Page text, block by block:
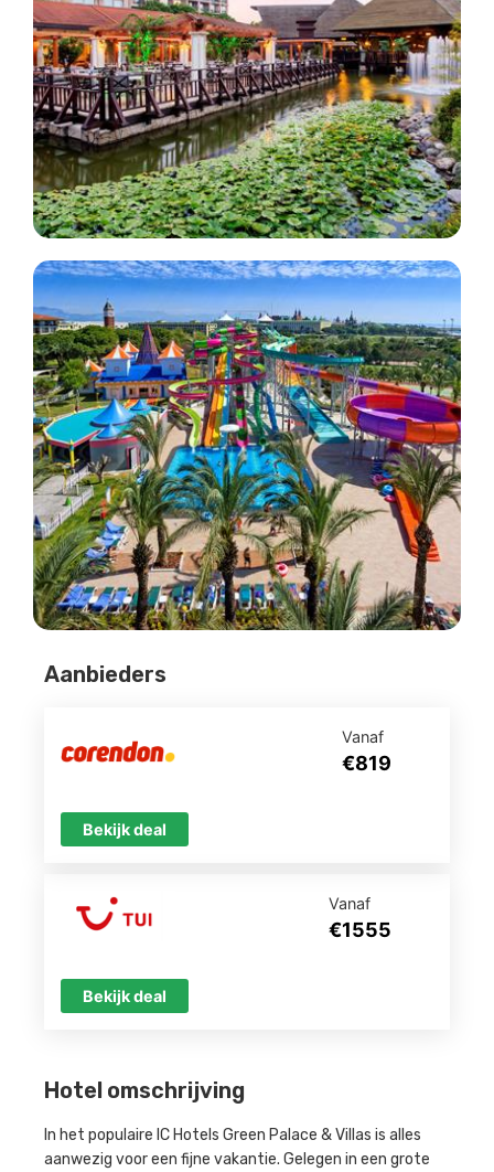
Hotel omschrijving
In het populaire IC Hotels Green Palace & Villas is alles
aanwezig voor een fijne vakantie. Gelegen in een grote
Aanbieders
Vanaf
€819
Bekijk deal
Vanaf
€1555
Bekijk deal